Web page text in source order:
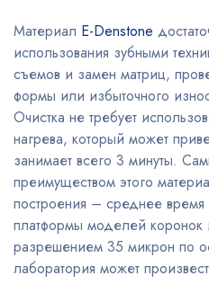
Материал E-Denstone
использования зубными
съемов и замен матриц,
формы или избыточного
Очистка не требует
нагрева, который может
занимает всего 3 минуты.
преимуществом этого
построения – среднее время
платформы моделей коронок
разрешением 35 микрон по
лаборатория может